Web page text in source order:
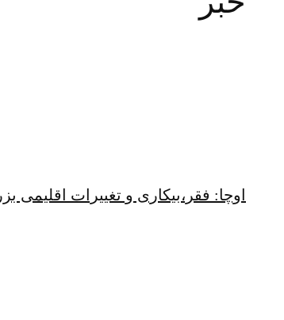
اوچا: فقر،بیکاری و تغییرات